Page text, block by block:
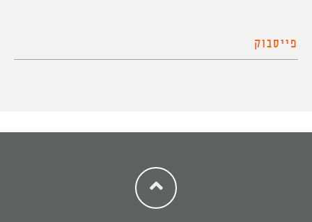
פייסבוק